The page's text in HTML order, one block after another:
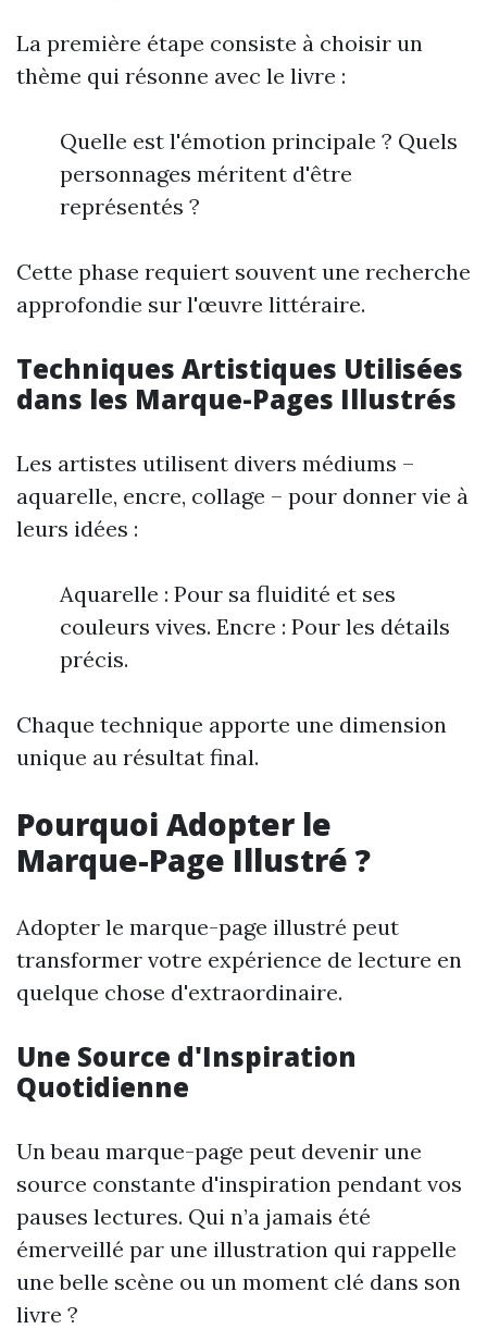
La première étape consiste à choisir un
thème qui résonne avec le livre :
Quelle est l'émotion principale ? Quels
personnages méritent d'être
représentés ?
Cette phase requiert souvent une recherche
approfondie sur l'œuvre littéraire.
Techniques Artistiques Utilisées
dans les Marque-Pages Illustrés
Les artistes utilisent divers médiums –
aquarelle, encre, collage – pour donner vie à
leurs idées :
Aquarelle : Pour sa fluidité et ses
couleurs vives. Encre : Pour les détails
précis.
Chaque technique apporte une dimension
unique au résultat final.
Pourquoi Adopter le
Marque-Page Illustré ?
Adopter le marque-page illustré peut
transformer votre expérience de lecture en
quelque chose d'extraordinaire.
Une Source d'Inspiration
Quotidienne
Un beau marque-page peut devenir une
source constante d'inspiration pendant vos
pauses lectures. Qui n’a jamais été
émerveillé par une illustration qui rappelle
une belle scène ou un moment clé dans son
livre ?